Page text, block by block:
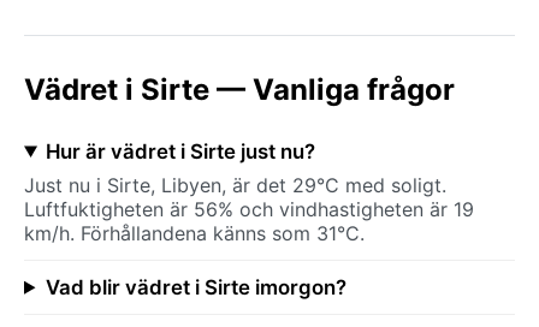
Vädret i Sirte — Vanliga frågor
Hur är vädret i Sirte just nu?
Just nu i Sirte, Libyen, är det 29°C med soligt.
Luftfuktigheten är 56% och vindhastigheten är 19
km/h. Förhållandena känns som 31°C.
Vad blir vädret i Sirte imorgon?